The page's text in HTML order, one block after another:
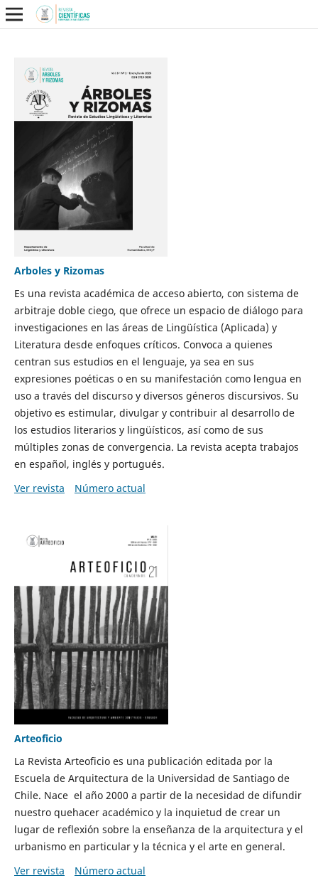
Arboles y Rizomas
Es una revista académica de acceso abierto, con sistema de
arbitraje doble ciego, que ofrece un espacio de diálogo para
investigaciones en las áreas de Lingüística (Aplicada) y
Literatura desde enfoques críticos. Convoca a quienes
centran sus estudios en el lenguaje, ya sea en sus
expresiones poéticas o en su manifestación como lengua en
uso a través del discurso y diversos géneros discursivos. Su
objetivo es estimular, divulgar y contribuir al desarrollo de
los estudios literarios y lingüísticos, así como de sus
múltiples zonas de convergencia. La revista acepta trabajos
en español, inglés y portugués.
Ver revista
Número actual
Arteoficio
La Revista Arteoficio es una publicación editada por la
Escuela de Arquitectura de la Universidad de Santiago de
Chile. Nace el año 2000 a partir de la necesidad de difundir
nuestro quehacer académico y la inquietud de crear un
lugar de reflexión sobre la enseñanza de la arquitectura y el
urbanismo en particular y la técnica y el arte en general.
Ver revista
Número actual